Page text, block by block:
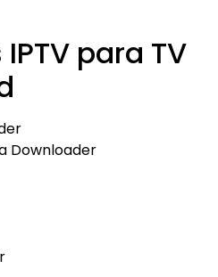
para TV
Downloader